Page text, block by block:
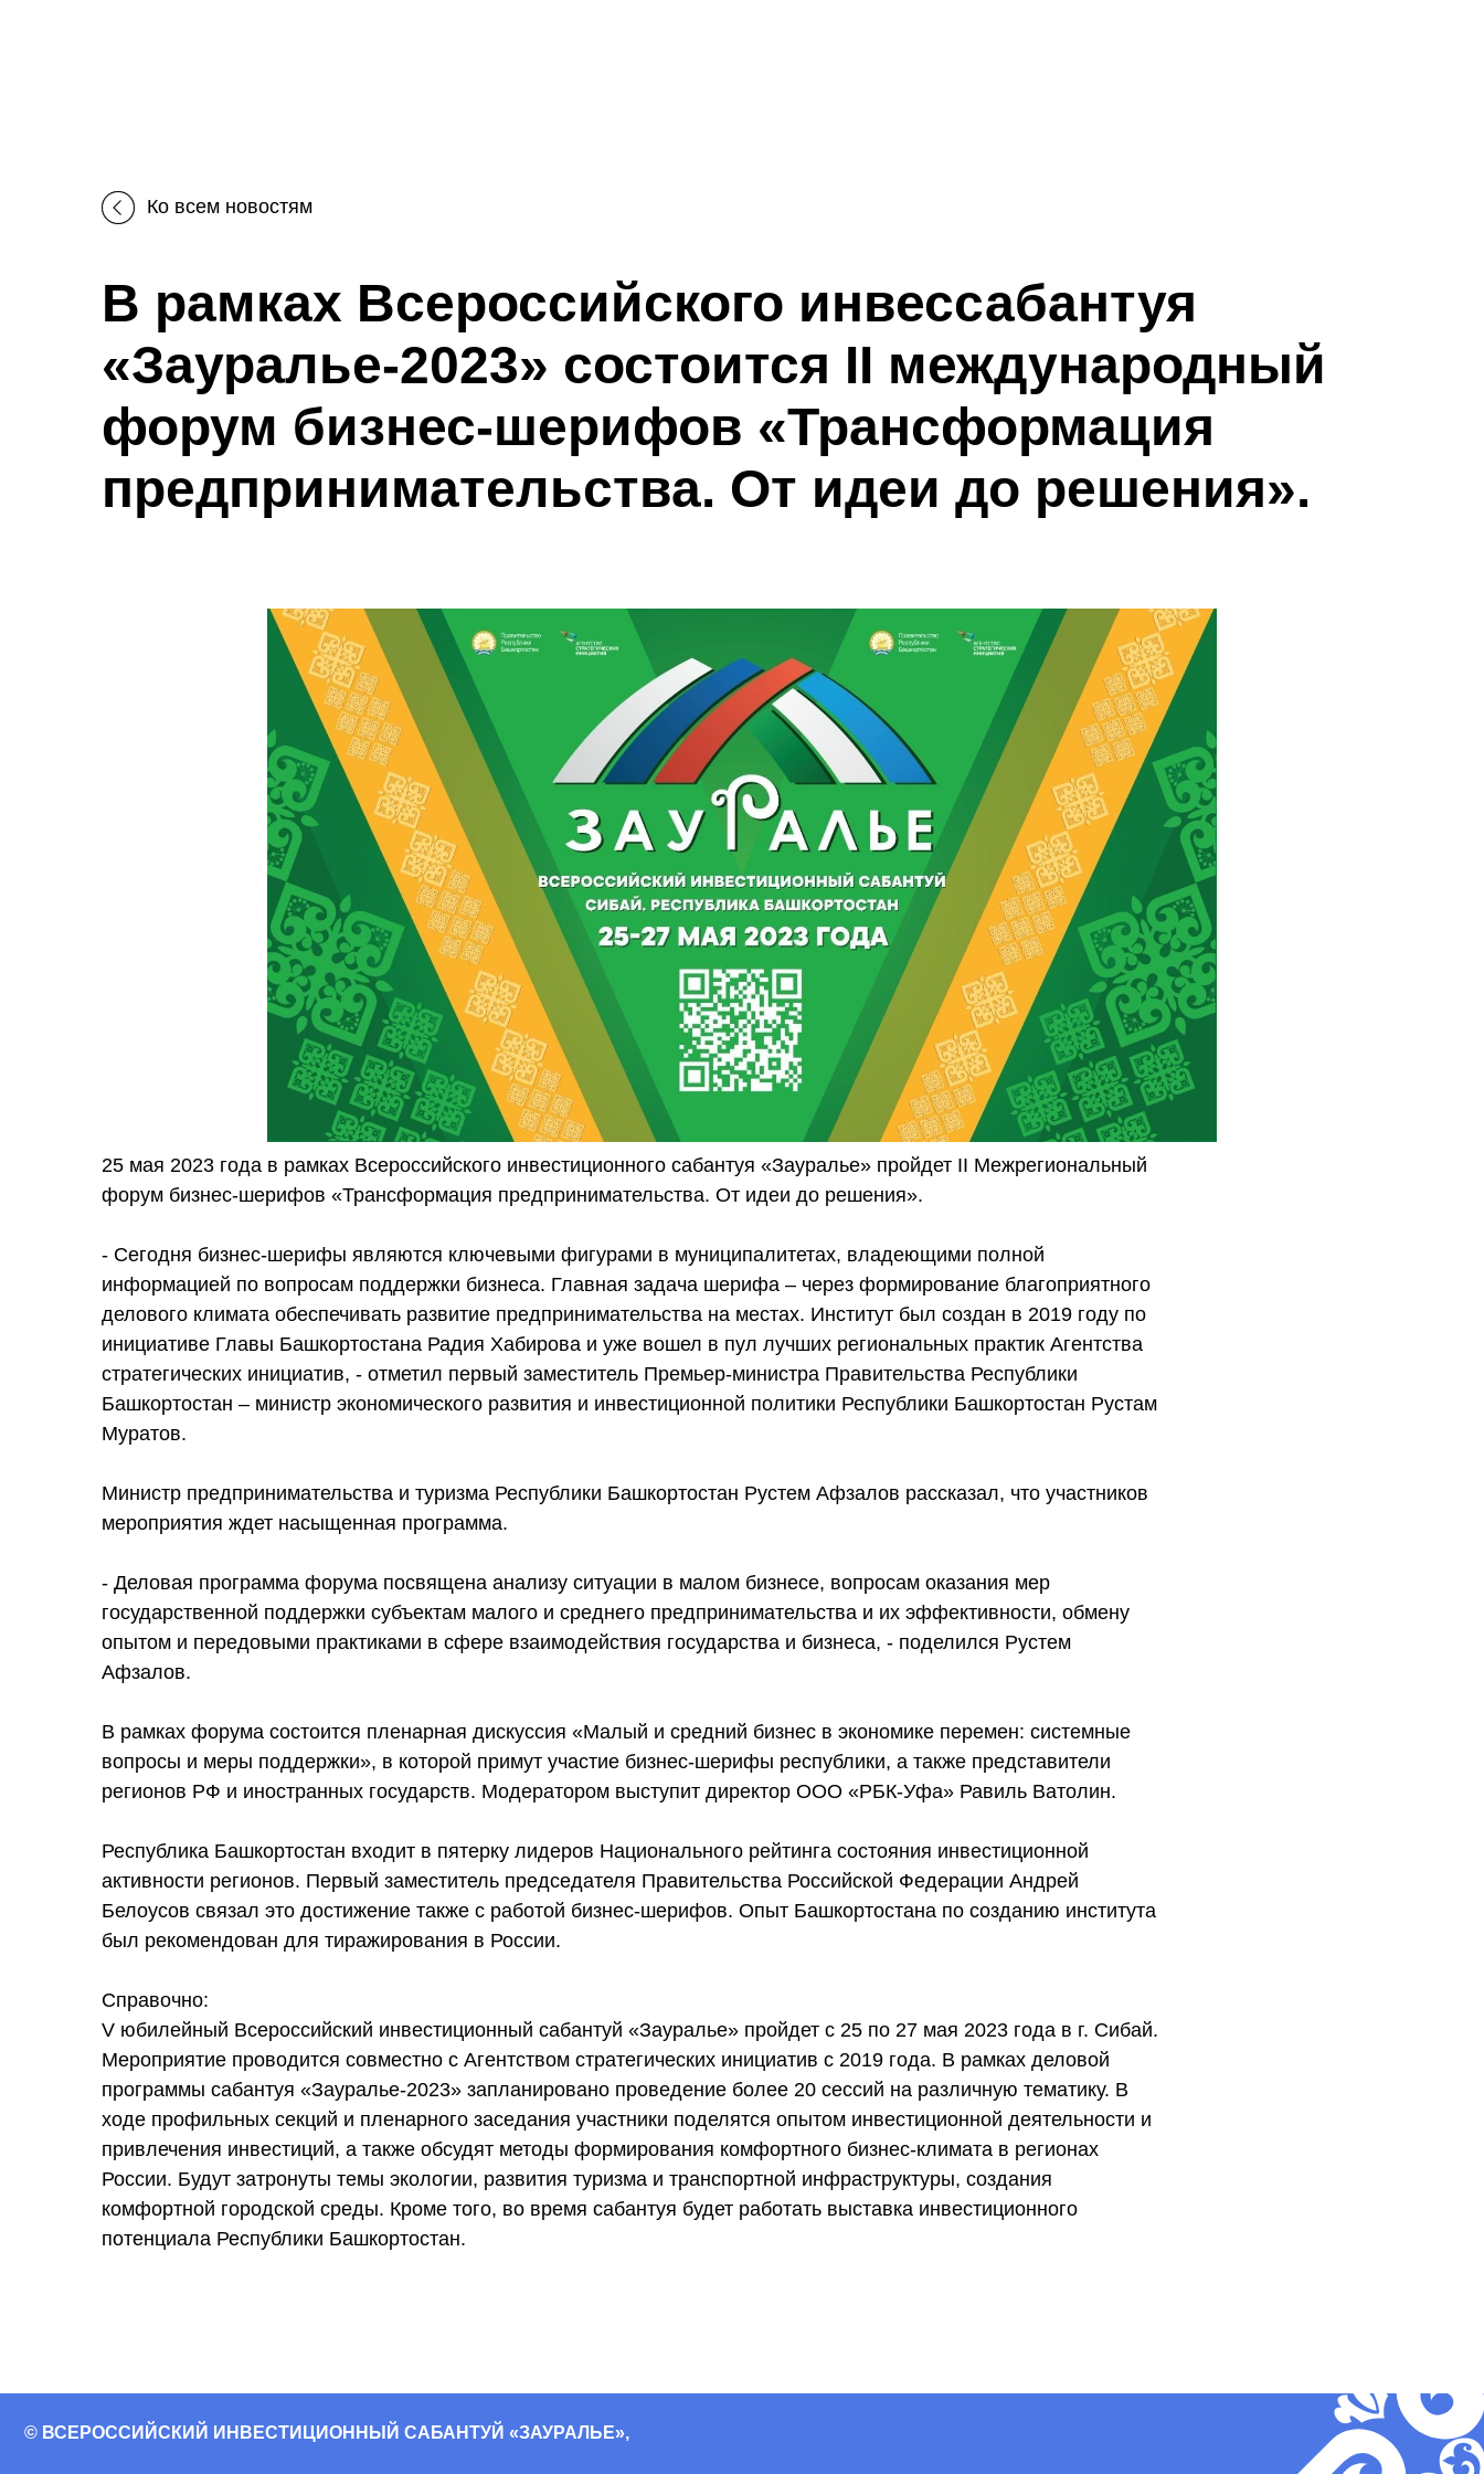
Ко всем новостям
В рамках Всероссийского инвессабантуя
«Зауралье-2023» состоится II международный
форум бизнес-шерифов «Трансформация
предпринимательства. От идеи до решения».
25 мая 2023 года в рамках Всероссийского инвестиционного сабантуя «Зауралье» пройдет II Межрегиональный
форум бизнес-шерифов «Трансформация предпринимательства. От идеи до решения».
- Сегодня бизнес-шерифы являются ключевыми фигурами в муниципалитетах, владеющими полной
информацией по вопросам поддержки бизнеса. Главная задача шерифа – через формирование благоприятного
делового климата обеспечивать развитие предпринимательства на местах. Институт был создан в 2019 году по
инициативе Главы Башкортостана Радия Хабирова и уже вошел в пул лучших региональных практик Агентства
стратегических инициатив, - отметил первый заместитель Премьер-министра Правительства Республики
Башкортостан – министр экономического развития и инвестиционной политики Республики Башкортостан Рустам
Муратов.
Министр предпринимательства и туризма Республики Башкортостан Рустем Афзалов рассказал, что участников
мероприятия ждет насыщенная программа.
- Деловая программа форума посвящена анализу ситуации в малом бизнесе, вопросам оказания мер
государственной поддержки субъектам малого и среднего предпринимательства и их эффективности, обмену
опытом и передовыми практиками в сфере взаимодействия государства и бизнеса, - поделился Рустем
Афзалов.
В рамках форума состоится пленарная дискуссия «Малый и средний бизнес в экономике перемен: системные
вопросы и меры поддержки», в которой примут участие бизнес-шерифы республики, а также представители
регионов РФ и иностранных государств. Модератором выступит директор ООО «РБК-Уфа» Равиль Ватолин.
Республика Башкортостан входит в пятерку лидеров Национального рейтинга состояния инвестиционной
активности регионов. Первый заместитель председателя Правительства Российской Федерации Андрей
Белоусов связал это достижение также с работой бизнес-шерифов. Опыт Башкортостана по созданию института
был рекомендован для тиражирования в России.
Справочно:
V юбилейный Всероссийский инвестиционный сабантуй «Зауралье» пройдет с 25 по 27 мая 2023 года в г. Сибай.
Мероприятие проводится совместно с Агентством стратегических инициатив с 2019 года. В рамках деловой
программы сабантуя «Зауралье-2023» запланировано проведение более 20 сессий на различную тематику. В
ходе профильных секций и пленарного заседания участники поделятся опытом инвестиционной деятельности и
привлечения инвестиций, а также обсудят методы формирования комфортного бизнес-климата в регионах
России. Будут затронуты темы экологии, развития туризма и транспортной инфраструктуры, создания
комфортной городской среды. Кроме того, во время сабантуя будет работать выставка инвестиционного
потенциала Республики Башкортостан.
© ВСЕРОССИЙСКИЙ ИНВЕСТИЦИОННЫЙ САБАНТУЙ «ЗАУРАЛЬЕ»,
Использование материалов, размещенных на сайте, допускается только с письменного
разрешения. Запрещается автоматизированное извлечение размещенной информации
любыми сервисами без официального разрешения.
ПРАВИЛА ИСПОЛЬЗОВАНИЯ МАТЕРИАЛОВ
Политика в отношении обработки персональных данных